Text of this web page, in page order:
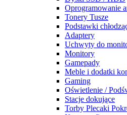
Oprogramowanie
Tonery Tusze
Podstawki
Adaptery
Uchwyty do
Monitory
Gamepady
Meble i dodatki
Gaming
Oświetlenie /
Stacje dokujące
Torby Plecaki